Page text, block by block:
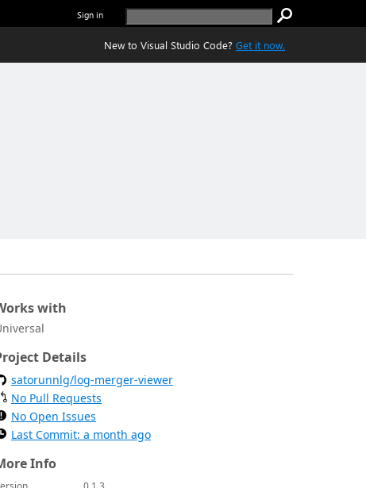
Sign in
New to Visual Studio Code? Get it now.
with
Details
satorunnlg/log-merger-viewer
No Pull Requests
No Open Issues
Last Commit: a month ago
Info